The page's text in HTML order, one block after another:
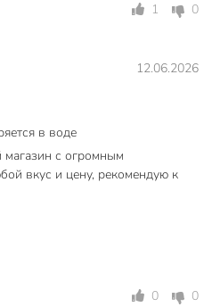
1
0
12.06.2026
в воде
магазин с огромным
вкус и цену, рекомендую к
0 0